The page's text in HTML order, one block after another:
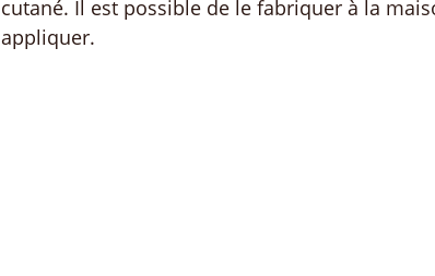
cutané. Il est possible de le fabriquer à la
appliquer.